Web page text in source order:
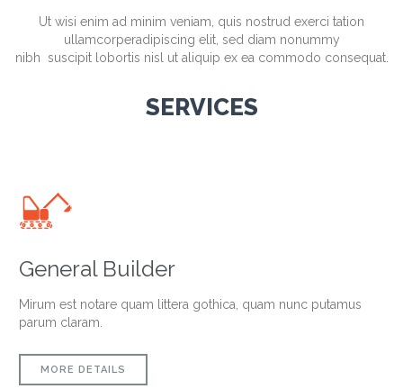
Ut wisi enim ad minim veniam, quis nostrud exerci tation
ullamcorperadipiscing elit, sed diam nonummy
nibh suscipit lobortis nisl ut aliquip ex ea commodo consequat.
SERVICES

General Builder
Mirum est notare quam littera gothica, quam nunc putamus
parum claram.
MORE DETAILS